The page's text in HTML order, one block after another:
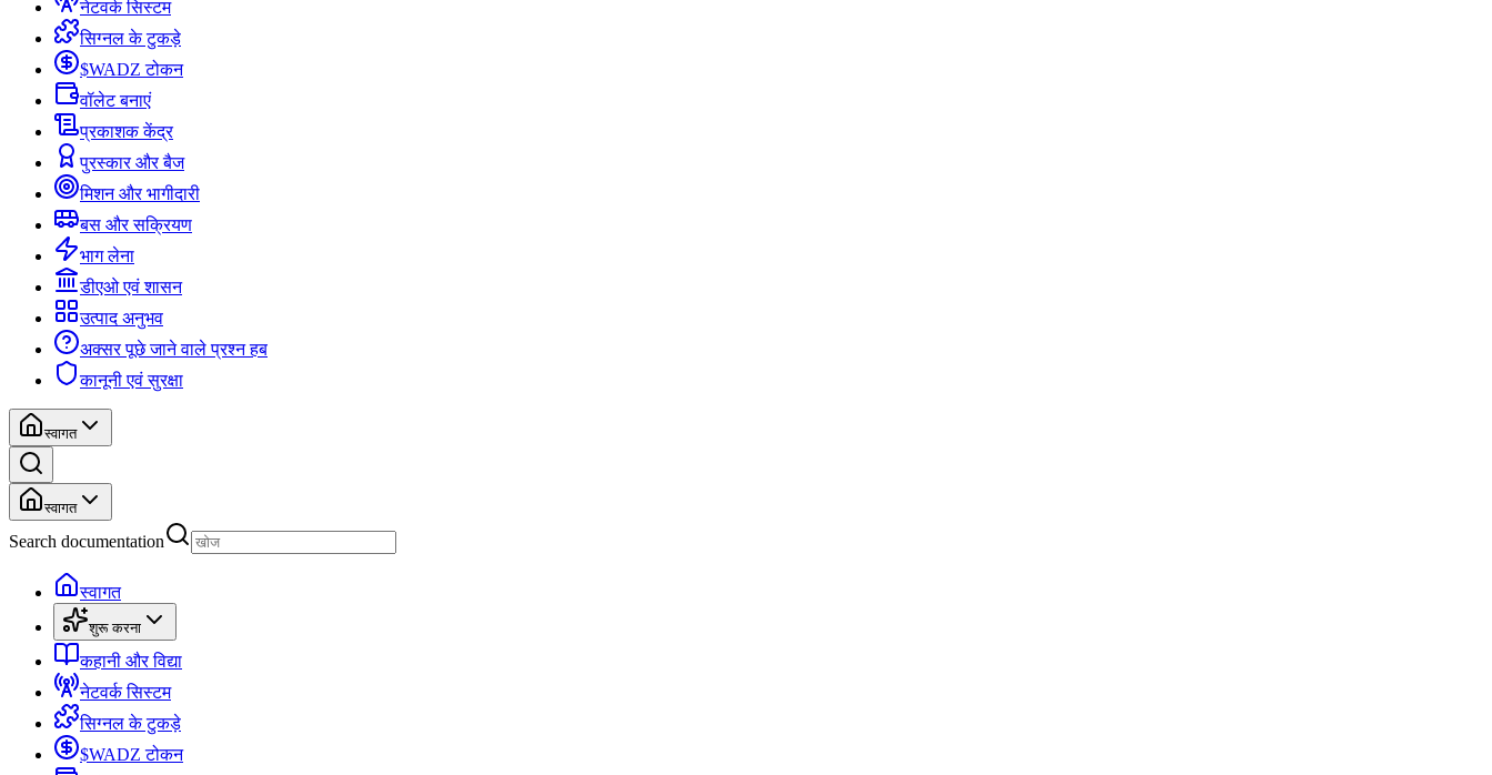
नेटवर्क सिस्टम
सिग्नल के टुकड़े
$WADZ टोकन
वॉलेट बनाएं
प्रकाशक केंद्र
पुरस्कार और बैज
मिशन और भागीदारी
बस और सक्रियण
भाग लेना
डीएओ एवं शासन
उत्पाद अनुभव
अक्सर पूछे जाने वाले प्रश्न हब
कानूनी एवं सुरक्षा
स्वागत
स्वागत
Search documentation
स्वागत
शुरू करना
कहानी और विद्या
नेटवर्क सिस्टम
सिग्नल के टुकड़े
$WADZ टोकन